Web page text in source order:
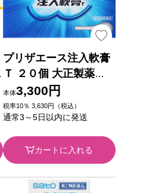
プリザエース注入軟膏
Ｔ ２０個 大正製薬
【指定第2類医薬品】
本体3,300円
税率10％ 3,630円（税込）
通常3～5日以内に発送
カートに入れる